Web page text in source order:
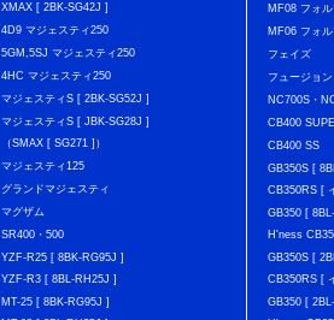
XMAX [ 2BK-SG42J ]
4D9 マジェスティ250
5GM,5SJ マジェスティ250
4HC マジェスティ250
マジェスティS [ 2BK-SG52J ]
マジェスティS [ JBK-SG28J ]
（SMAX [ SG271 ]）
マジェスティ125
グランドマジェスティ
マグザム
SR400・500
YZF-R25 [ 8BK-RG95J ]
YZF-R3 [ 8BL-RH25J ]
MT-25 [ 8BK-RG95J ]
MF08 フォ
MF06 フォ
フェイズ
フュージョン
NC700S・
CB400
CB400 SS
GB350S [
CB350RS [
GB350 [
H'ness
GB350S [
CB350RS [
GB350 [